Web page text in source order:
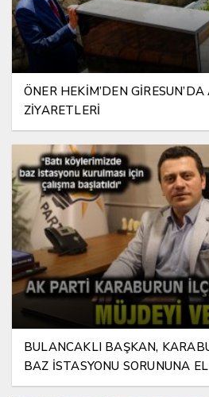
ÖNER HEKİM’DEN
ZİYARETLERİ
BULANCAKLI BAŞKAN,
BAZ İSTASYONU SORUNUNA